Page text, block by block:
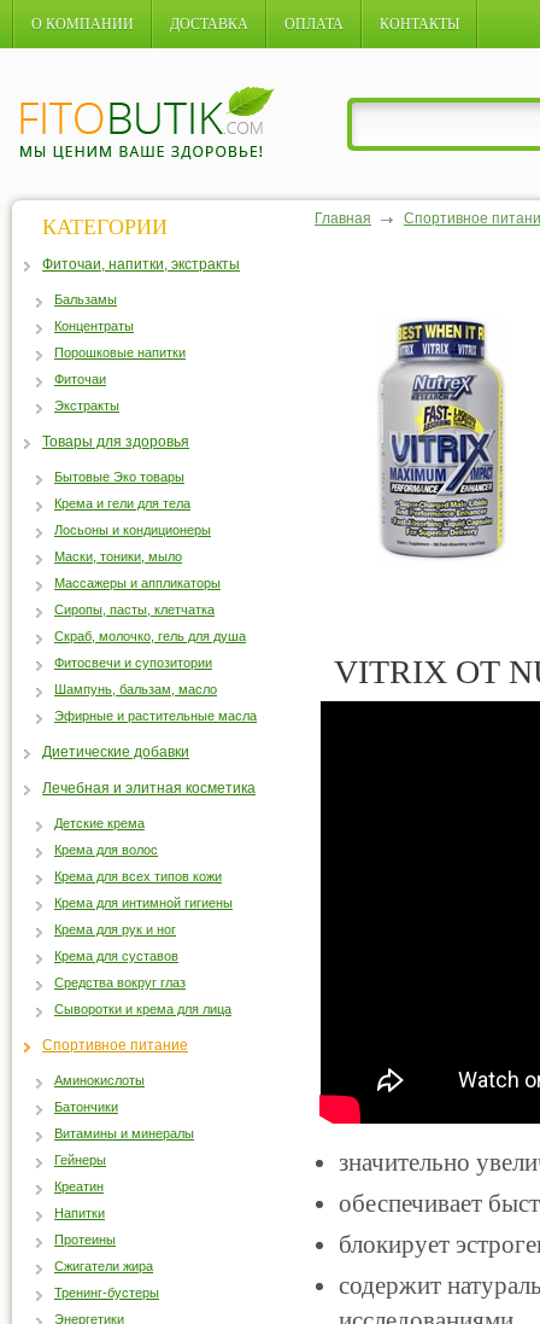
О КОМПАНИИ ДОСТАВКА ОПЛАТА КОНТАКТЫ
Главная Спортивное
VITRIX ОТ
значительно
обеспечивает
блокирует
содержит
КАТЕГОРИИ
Фиточаи, напитки, экстракты
Бальзамы
Концентраты
Порошковые напитки
Фиточаи
Экстракты
Товары для здоровья
Бытовые Эко товары
Крема и гели для тела
Лосьоны и кондиционеры
Маски, тоники, мыло
Массажеры и аппликаторы
Сиропы, пасты, клетчатка
Скраб, молочко, гель для душа
Фитосвечи и супозитории
Шампунь, бальзам, масло
Эфирные и растительные масла
Диетические добавки
Лечебная и элитная косметика
Детские крема
Крема для волос
Крема для всех типов кожи
Крема для интимной гигиены
Крема для рук и ног
Крема для суставов
Средства вокруг глаз
Сыворотки и крема для лица
Спортивное питание
Аминокислоты
Батончики
Витамины и минералы
Гейнеры
Креатин
Напитки
Протеины
Сжигатели жира
Тренинг-бустеры
Энергетики